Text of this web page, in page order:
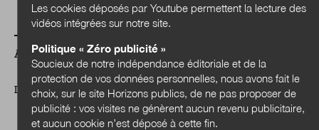
A LIRE AUSSI
DOSSIER
Les cookies déposés par Youtube permettent la lecture des
vidéos intégrées sur notre site.
Politique « Zéro publicité »
Soucieux de notre indépendance éditoriale et de la
protection de vos données personnelles, nous avons fait le
choix, sur le site Horizons publics, de ne pas proposer de
publicité : vos visites ne génèrent aucun revenu publicitaire,
et aucun cookie n’est déposé à cette fin.